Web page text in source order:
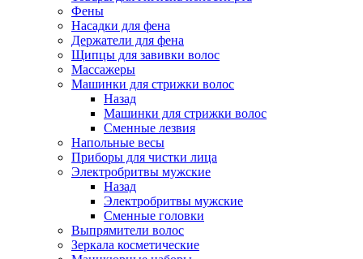
Фены
Насадки для фена
Держатели для фена
Щипцы для завивки волос
Массажеры
Машинки для стрижки волос
Назад
Машинки для стрижки волос
Сменные лезвия
Напольные весы
Приборы для чистки лица
Электробритвы мужские
Назад
Электробритвы мужские
Сменные головки
Выпрямители волос
Зеркала косметические